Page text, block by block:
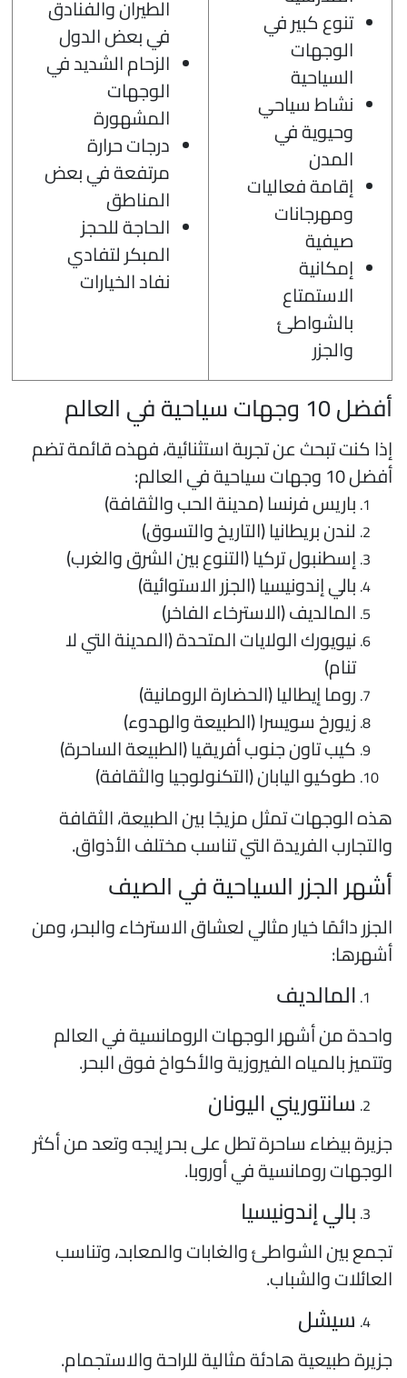
تنوع كبير في
الوجهات
السياحية
نشاط سياحي
وحيوية في
المدن
إقامة فعاليات
ومهرجانات
صيفية
إمكانية
الاستمتاع
بالشواطئ
والجزر
الطيران والفنادق
في بعض الدول
الزحام الشديد في
الوجهات
المشهورة
درجات حرارة
مرتفعة في بعض
المناطق
الحاجة للحجز
المبكر لتفادي
نفاد الخيارات
وجهات سياحية في العالم
كنت تبحث عن تجربة استثنائية، فهذه قائمة تضم
وجهات سياحية في العالم:
باريس فرنسا (مدينة الحب والثقافة)
لندن بريطانيا (التاريخ والتسوق)
إسطنبول تركيا (التنوع بين الشرق والغرب)
بالي إندونيسيا (الجزر الاستوائية)
المالديف (الاسترخاء الفاخر)
نيويورك الولايات المتحدة (المدينة التي لا
تنام)
روما إيطاليا (الحضارة الرومانية)
زيورخ سويسرا (الطبيعة والهدوء)
كيب تاون جنوب أفريقيا (الطبيعة الساحرة)
طوكيو اليابان (التكنولوجيا والثقافة)
الوجهات تمثل مزيجًا بين الطبيعة، الثقافة
الفريدة التي تناسب مختلف الأذواق.
الجزر السياحية في الصيف
دائمًا خيار مثالي لعشاق الاسترخاء والبحر، ومن
المالديف
من أشهر الوجهات الرومانسية في العالم
بالمياه الفيروزية والأكواخ فوق البحر.
سانتوريني اليونان
بيضاء ساحرة تطل على بحر إيجه وتعد من أكثر
رومانسية في أوروبا.
بالي إندونيسيا
بين الشواطئ والغابات والمعابد، وتناسب
والشباب.
سيشل
طبيعية هادئة مثالية للراحة والاستجمام.